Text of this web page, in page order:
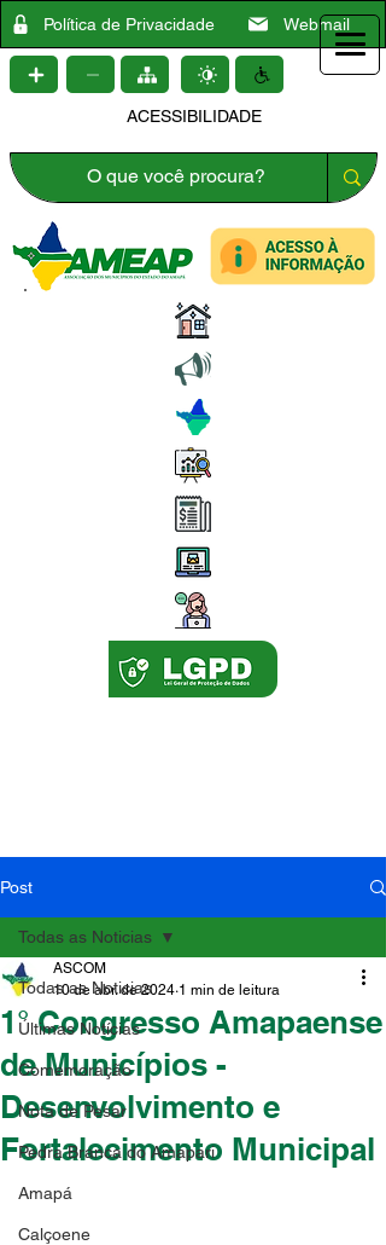
Política de Privacidade Webmail
ACESSIBILIDADE
Post
Todas as Noticias
Últimas Notícias
Comemoração
Nota de Pesar
Pedra Branca do Amapari
Amapá
Calçoene
Todas as Noticias
1° Congresso Amapaense
de Municípios -
Desenvolvimento e
Fortalecimento Municipal
ASCOM
10 de abr. de 2024 1 min de leitura